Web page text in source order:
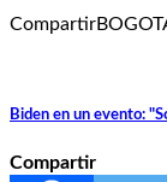
Biden en un evento:
Compartir